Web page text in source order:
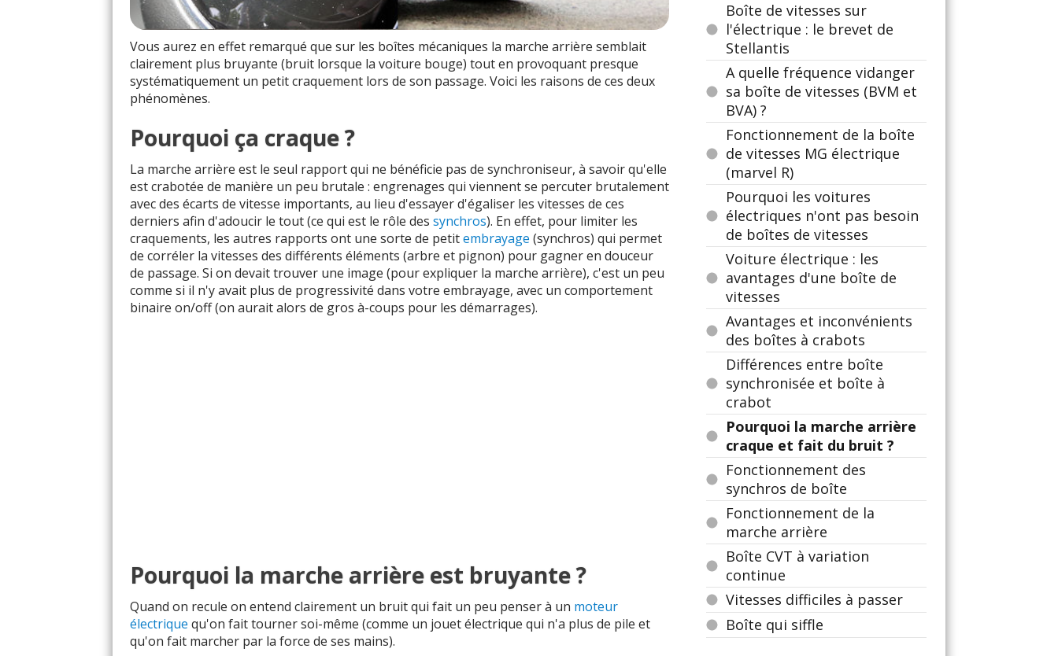
Vous aurez en effet remarqué que sur les boîtes mécaniques la marche arrière semblait
clairement plus bruyante (bruit lorsque la voiture bouge) tout en provoquant presque
systématiquement un petit craquement lors de son passage. Voici les raisons de ces deux
phénomènes.
Pourquoi ça craque ?
La marche arrière est le seul rapport qui ne bénéficie pas de synchroniseur, à savoir qu'elle
est crabotée de manière un peu brutale : engrenages qui viennent se percuter brutalement
avec des écarts de vitesse importants, au lieu d'essayer d'égaliser les vitesses de ces
derniers afin d'adoucir le tout (ce qui est le rôle des synchros). En effet, pour limiter les
craquements, les autres rapports ont une sorte de petitembrayage (synchros) qui permet
de corréler la vitesses des différents éléments (arbre et pignon) pour gagner en douceur
de passage. Si on devait trouver une image (pour expliquer la marche arrière), c'est un peu
comme si il n'y avait plus de progressivité dans votre embrayage, avec un comportement
binaire on/off (on aurait alors de gros à-coups pour les démarrages).
Pourquoi la marche arrière est bruyante ?
Quand on recule on entend clairement un bruit qui fait un peu penser à un moteur
électrique qu'on fait tourner soi-même (comme un jouet électrique qui n'a plus de pile et
qu'on fait marcher par la force de ses mains).
Boîte de vitesses sur
l'électrique : le brevet de
Stellantis
A quelle fréquence vidanger
sa boîte de vitesses (BVM et
BVA) ?
Fonctionnement de la boîte
de vitesses MG électrique
(marvel R)
Pourquoi les voitures
électriques n'ont pas besoin
de boîtes de vitesses
Voiture électrique : les
avantages d'une boîte de
vitesses
Avantages et inconvénients
des boîtes à crabots
Différences entre boîte
synchronisée et boîte à
crabot
Pourquoi la marche arrière
craque et fait du bruit ?
Fonctionnement des
synchros de boîte
Fonctionnement de la
marche arrière
Boîte CVT à variation
continue
Vitesses difficiles à passer
Boîte qui siffle